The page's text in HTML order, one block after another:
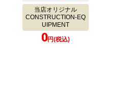
当店オリジナル
CONSTRUCTION-EQ
UIPMENT
0円(税込)